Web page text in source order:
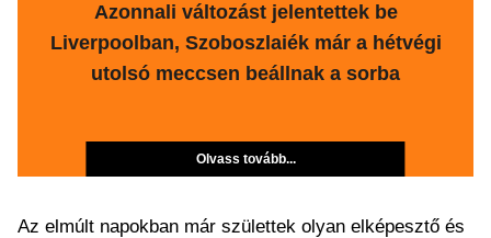
Azonnali változást jelentettek be
Liverpoolban, Szoboszlaiék már a hétvégi
utolsó meccsen beállnak a sorba
Olvass tovább...
Az elmúlt napokban már születtek olyan elképesztő és